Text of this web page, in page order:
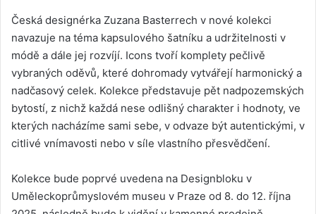
Česká designérka Zuzana Basterrech v nové kolekci
navazuje na téma kapsulového šatníku a udržitelnosti v
módě a dále jej rozvíjí. Icons tvoří komplety pečlivě
vybraných oděvů, které dohromady vytvářejí harmonický a
nadčasový celek. Kolekce představuje pět nadpozemských
bytostí, z nichž každá nese odlišný charakter i hodnoty, ve
kterých nacházíme sami sebe, v odvaze být autentickými, v
citlivé vnímavosti nebo v síle vlastního přesvědčení.
Kolekce bude poprvé uvedena na Designbloku v
Uměleckoprůmyslovém museu v Praze od 8. do 12. října